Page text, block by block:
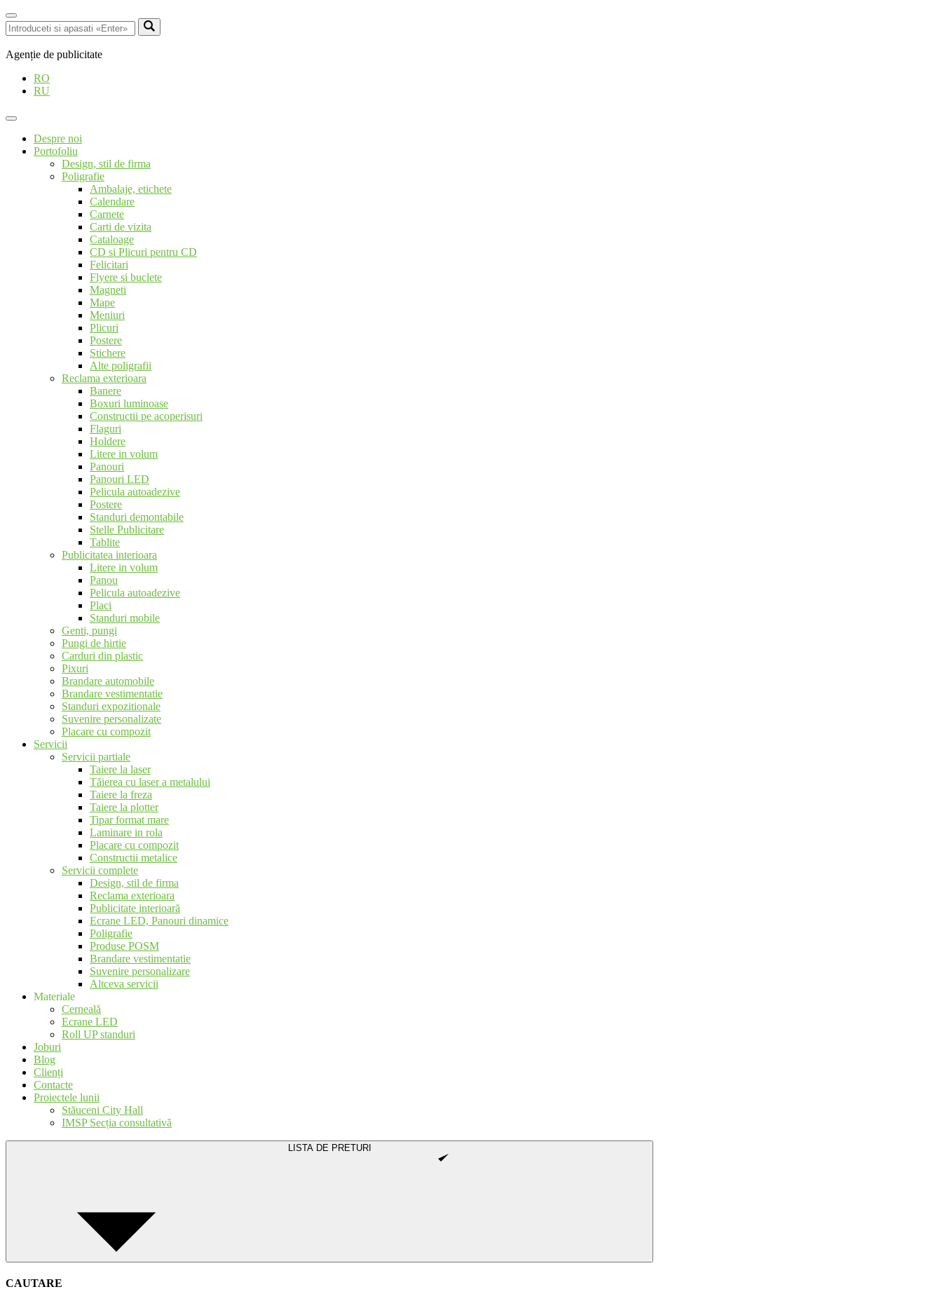
Agenție de publicitate
RO
RU
Despre noi
Portofoliu
Design, stil de firma
Poligrafie
Ambalaje, etichete
Calendare
Carnete
Carti de vizita
Cataloage
CD si Plicuri pentru CD
Felicitari
Flyere si buclete
Magneti
Mape
Meniuri
Plicuri
Postere
Stichere
Alte poligrafii
Reclama exterioara
Banere
Boxuri luminoase
Constructii pe acoperisuri
Flaguri
Holdere
Litere in volum
Panouri
Panouri LED
Pelicula autoadezive
Postere
Standuri demontabile
Stelle Publicitare
Tablite
Publicitatea interioara
Litere in volum
Panou
Pelicula autoadezive
Placi
Standuri mobile
Genti, pungi
Pungi de hirtie
Carduri din plastic
Pixuri
Brandare automobile
Brandare vestimentatie
Standuri expozitionale
Suvenire personalizate
Placare cu compozit
Servicii
Servicii partiale
Taiere la laser
Tăierea cu laser a metalului
Taiere la freza
Taiere la plotter
Tipar format mare
Laminare in rola
Placare cu compozit
Constructii metalice
Servicii complete
Design, stil de firma
Reclama exterioara
Publicitate interioară
Ecrane LED, Panouri dinamice
Poligrafie
Produse POSM
Brandare vestimentatie
Suvenire personalizare
Altceva servicii
Materiale
Cerneală
Ecrane LED
Roll UP standuri
Joburi
Blog
Clienți
Contacte
Proiectele lunii
Stăuceni City Hall
IMSP Secția consultativă
LISTA DE PRETURI
CAUTARE